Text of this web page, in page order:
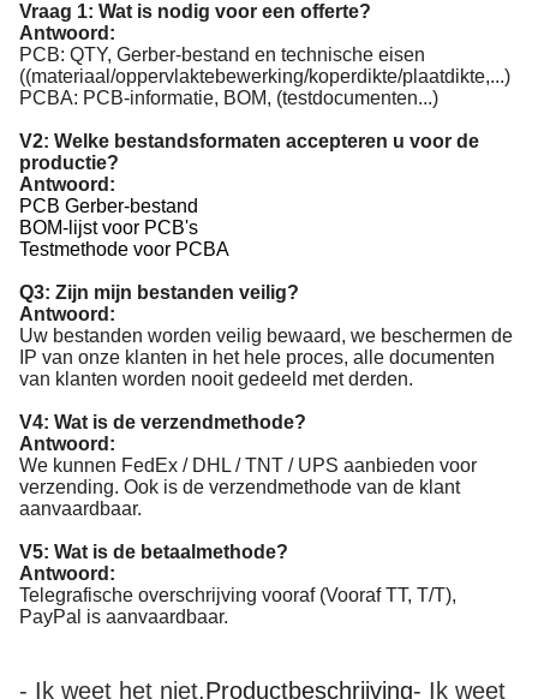
Vraag 1: Wat is nodig voor een offerte?
Antwoord:
PCB: QTY, Gerber-bestand en technische eisen
((materiaal/oppervlaktebewerking/koperdikte/plaatdikte,...)
PCBA: PCB-informatie, BOM, (testdocumenten...)
V2: Welke bestandsformaten accepteren u voor de
productie?
Antwoord:
PCB Gerber-bestand
BOM-lijst voor PCB's
Testmethode voor PCBA
Q3: Zijn mijn bestanden veilig?
Antwoord:
Uw bestanden worden veilig bewaard, we beschermen de
IP van onze klanten in het hele proces, alle documenten
van klanten worden nooit gedeeld met derden.
V4: Wat is de verzendmethode?
Antwoord:
We kunnen FedEx / DHL / TNT / UPS aanbieden voor
verzending. Ook is de verzendmethode van de klant
aanvaardbaar.
V5: Wat is de betaalmethode?
Antwoord:
Telegrafische overschrijving vooraf (Vooraf TT, T/T),
PayPal is aanvaardbaar.
- Ik weet het niet.Productbeschrijving- Ik weet